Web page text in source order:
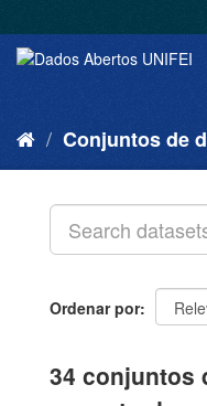
Conjuntos de
Ordenar por
34 conjuntos